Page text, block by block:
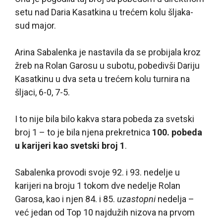
setu nad Daria Kasatkina u trećem kolu šljaka-
sud major.
Arina Sabalenka je nastavila da se probijala kroz
žreb na Rolan Garosu u subotu, pobedivši Dariju
Kasatkinu u dva seta u trećem kolu turnira na
šljaci, 6-0, 7-5.
I to nije bila bilo kakva stara pobeda za svetski
broj 1 – to je bila njena prekretnica 100. pobeda
u karijeri kao svetski broj 1.
Sabalenka provodi svoje 92. i 93. nedelje u
karijeri na broju 1 tokom dve nedelje Rolan
Garosa, kao i njen 84. i 85. uzastopninedelja –
već jedan od Top 10 najdužih nizova na prvom